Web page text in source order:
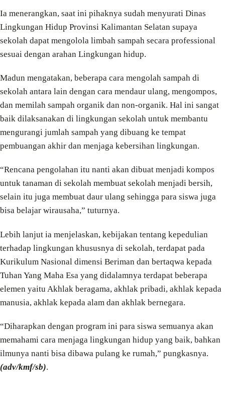
Ia menerangkan, saat ini pihaknya sudah menyurati Dinas
Lingkungan Hidup Provinsi Kalimantan Selatan supaya
sekolah dapat mengolola limbah sampah secara professional
sesuai dengan arahan Lingkungan hidup.
Madun mengatakan, beberapa cara mengolah sampah di
sekolah antara lain dengan cara mendaur ulang, mengompos,
dan memilah sampah organik dan non-organik. Hal ini sangat
baik dilaksanakan di lingkungan sekolah untuk membantu
mengurangi jumlah sampah yang dibuang ke tempat
pembuangan akhir dan menjaga kebersihan lingkungan.
“Rencana pengolahan itu nanti akan dibuat menjadi kompos
untuk tanaman di sekolah membuat sekolah menjadi bersih,
selain itu juga membuat daur ulang sehingga para siswa juga
bisa belajar wirausaha,” tuturnya.
Lebih lanjut ia menjelaskan, kebijakan tentang kepedulian
terhadap lingkungan khususnya di sekolah, terdapat pada
Kurikulum Nasional dimensi Beriman dan bertaqwa kepada
Tuhan Yang Maha Esa yang didalamnya terdapat beberapa
elemen yaitu Akhlak beragama, akhlak pribadi, akhlak kepada
manusia, akhlak kepada alam dan akhlak bernegara.
“Diharapkan dengan program ini para siswa semuanya akan
memahami cara menjaga lingkungan hidup yang baik, bahkan
ilmunya nanti bisa dibawa pulang ke rumah,” pungkasnya.
(adv/kmf/sb).